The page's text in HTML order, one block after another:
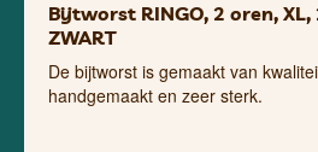
Bijtworst RINGO, 2 oren,
ZWART
De bijtworst is gemaakt van
handgemaakt en zeer sterk.